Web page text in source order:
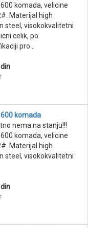
komada, velicine
Materijal high
steel, visokokvalitetni
celik, po
pro...
komada
nema na stanju!!!
komada, velicine
Materijal high
steel, visokokvalitetni